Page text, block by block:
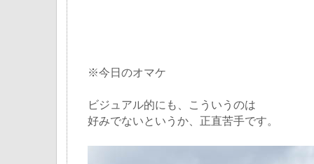
※今日のオマケ
ビジュアル的にも、こういうのは
好みでないというか、正直苦手です。